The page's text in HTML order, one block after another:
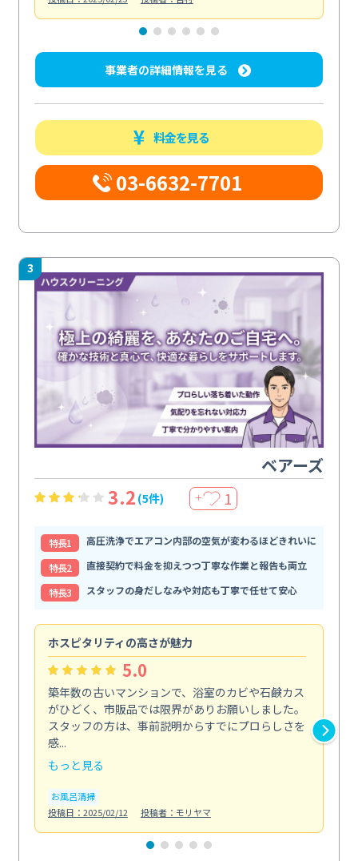
事業者の詳細情報を見る
料金を見る
03-6632-7701
3
ベアーズ
3.2 (5件) ＋ 1
特⻑1
高圧洗浄でエアコン内部の空気が変わるほどきれいに
特⻑2
直接契約で料金を抑えつつ丁寧な作業と報告も両立
特⻑3
スタッフの身だしなみや対応も丁寧で任せて安心
ホスピタリティの高さが魅力
5.0
築年数の古いマンションで、浴室のカビや石鹸カス
がひどく、市販品では限界がありお願いしました。
スタッフの方は、事前説明からすでにプロらしさを
感...
もっと見る
お風呂清掃
投稿日：2025/02/12
投稿者：モリヤマ